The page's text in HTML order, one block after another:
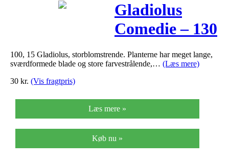
Gladiolus
Comedie – 130
– Gladiolus
Comedie
100, 15 Gladiolus, storblomstrende. Planterne har meget lange,
sværdformede blade og store farvestrålende,… (Læs mere)
30 kr. (Vis fragtpris)
Læs mere »
Køb nu »